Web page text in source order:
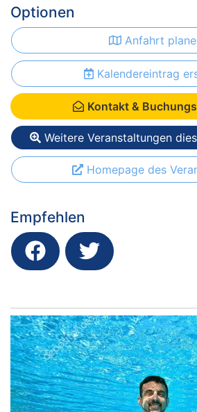
Optionen
Anfahrt
Kalendereintrag
Kontakt &
Weitere Veranstaltungen
Homepage des
Empfehlen